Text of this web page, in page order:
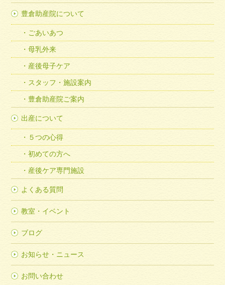
豊倉助産院について
ごあいあつ
母乳外来
産後母子ケア
スタッフ・施設案内
豊倉助産院ご案内
出産について
５つの心得
初めての方へ
産後ケア専門施設
よくある質問
教室・イベント
ブログ
お知らせ・ニュース
お問い合わせ